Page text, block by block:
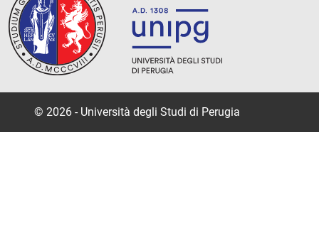
© 2026 - Università degli Studi di Perugia